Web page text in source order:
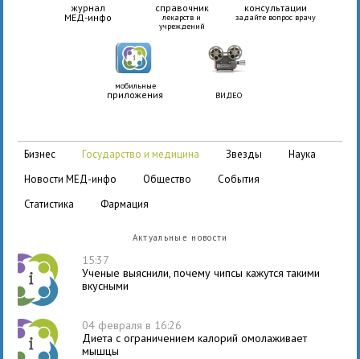
журнал
МЕД-инфо
справочник
лекарств и
учреждений
консультации
задайте вопрос врачу
мобильные
приложения ВИДЕО
бизнес государство и медицина звезды
наука
новости МЕД-инфо
общество
события
статистика
фармация
Актуальные новости
15:37
Ученые выяснили, почему чипсы кажутся такими
вкусными
04 февраля в 16:26
Диета с ограничением калорий омолаживает
мышцы